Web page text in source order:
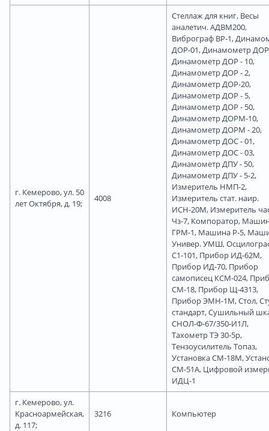
г. Кемерово, ул. 50
лет Октября, д. 19;
4008
Cтеллаж для книг, Весы
аналетич. АДВМ200,
Виброграф ВР-1,
ДОР-01, Динамометр
Динамометр ДОР - 10,
Динамометр ДОР - 2,
Динамометр ДОР-20,
Динамометр ДОР - 5,
Динамометр ДОР - 50,
Динамометр ДОРМ-10,
Динамометр ДОРМ - 20,
Динамометр ДОС - 01,
Динамометр ДОС - 03,
Динамометр ДПУ - 50,
Динамометр ДПУ - 5-2,
Измеритель НМП-2,
Измеритель стат. наир.
ИСН-20М, Измеритель
Чз-7, Компоратор,
ГРМ-1, Машина Р-5,
Универ. УМШ,
С1-101, Прибор ИД-62М,
Прибор ИД-70, Прибор
самописец КСМ-024,
СМ-18, Прибор Щ-4313,
Прибор ЭМН-1М, Стол,
стандарт, Сушильный
СНОЛ-Ф-67/350-И1Л,
Тахометр ТЭ 30-5р,
Тензоусилитель Топаз,
Установка СМ-18М,
СМ-51А, Цифровой
ИДЦ-1
г. Кемерово, ул.
Красноармейская,
д. 117;
3216 Компьютер